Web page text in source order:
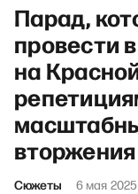
Парад,
провести
на
Сюжеты 6 мая 2025